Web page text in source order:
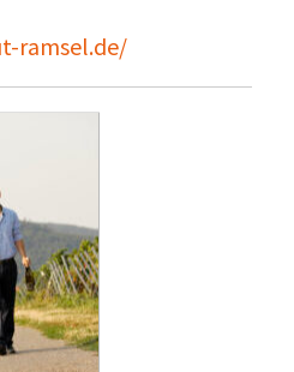
ramsel.de/